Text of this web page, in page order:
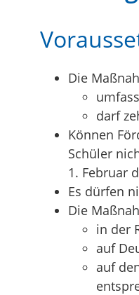
Die
darf
Können
Schüler
1. Februar
Es dürfen
Die
in der
auf
auf